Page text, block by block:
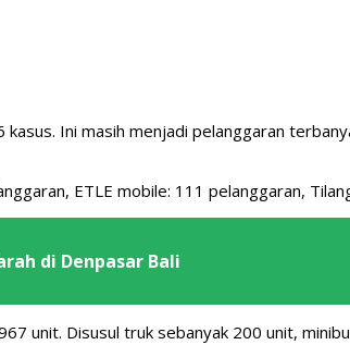
Ini masih menjadi pelanggaran
ETLE mobile: 111 pelanggaran,
di Denpasar Bali
unit. Disusul truk sebanyak 200 unit,